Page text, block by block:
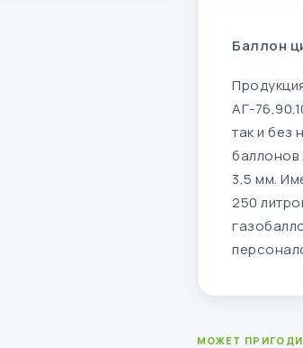
Баллон
АГ-
так и без
баллонов
3,5 мм.
250
МОЖЕТ